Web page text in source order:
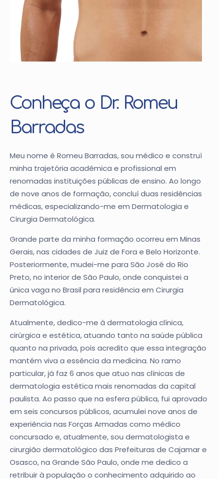
Conheça o Dr. Romeu
Barradas
Meu nome é Romeu Barradas, sou médico e construí
minha trajetória acadêmica e profissional em
renomadas instituições públicas de ensino. Ao longo
de nove anos de formação, concluí duas residências
médicas, especializando-me em Dermatologia e
Cirurgia Dermatológica.
Grande parte da minha formação ocorreu em Minas
Gerais, nas cidades de Juiz de Fora e Belo Horizonte.
Posteriormente, mudei-me para São José do Rio
Preto, no interior de São Paulo, onde conquistei a
única vaga no Brasil para residência em Cirurgia
Dermatológica.
Atualmente, dedico-me à dermatologia clínica,
cirúrgica e estética, atuando tanto na saúde pública
quanto na privada, pois acredito que essa integração
mantém viva a essência da medicina. No ramo
particular, já faz 6 anos que atuo nas clínicas de
dermatologia estética mais renomadas da capital
paulista. Ao passo que na esfera pública, fui aprovado
em seis concursos públicos, acumulei nove anos de
experiência nas Forças Armadas como médico
concursado e, atualmente, sou dermatologista e
cirurgião dermatológico das Prefeituras de Cajamar e
Osasco, na Grande São Paulo, onde me dedico a
retribuir à população o conhecimento adquirido ao